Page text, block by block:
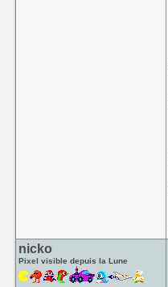
nicko
Pixel visible depuis la Lune